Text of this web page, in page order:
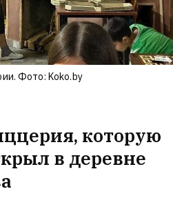
которую
в деревне
Фото: Koko.by
в фильме
многое